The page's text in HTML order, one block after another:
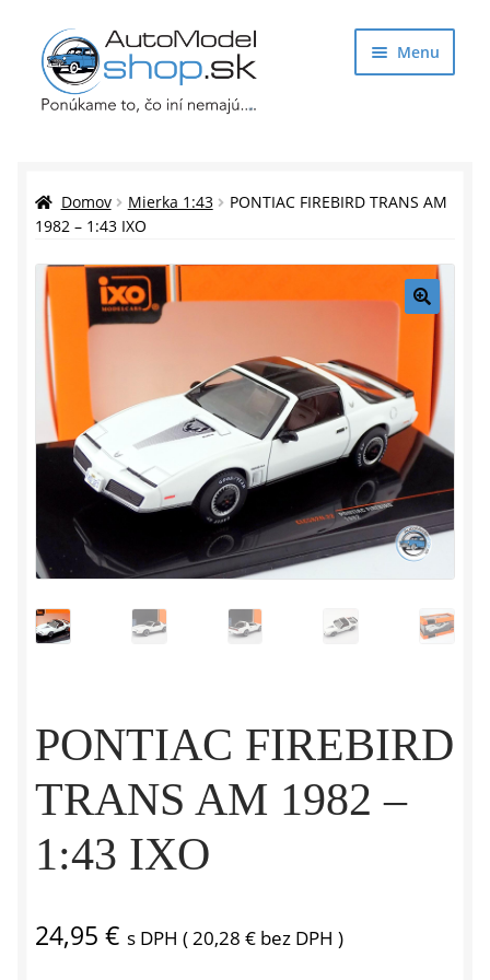
Preskočiť
na
navigáciu
Preskočiť
na
obsah
Menu
Auto Modely
Rozbaliť
Doplnky pre modelárov
menu
Darčekové predmety
Rozbaliť
menu
Domov Mierka 1:43
PONTIAC FIREBIRD TRANS AM
1982 – 1:43 IXO
PONTIAC FIREBIRD
TRANS AM 1982 –
1:43 IXO
24,95 € s DPH (20,28 € bez DPH )